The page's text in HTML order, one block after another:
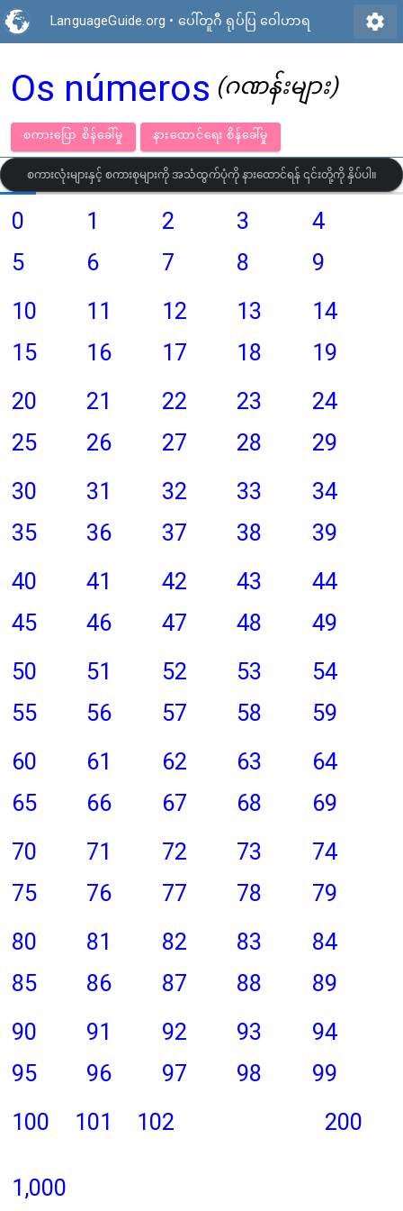
LanguageGuide.org • ပေါ်တူဂီ ရုပ်ပြ ဝေါဟာရ settings
Os números (ဂဏန်းများ)
စကားပြော စိန်ခေါ်မှု နားထောင်ရေး စိန်ခေါ်မှု
စကားလုံးများနှင့် စကားစုများကို အသံထွက်ပုံကို နားထောင်ရန် ၎င်းတို့ကို နှိပ်ပါ။
0 1 2 3
4
5
6 7 8
9
10
11 12 13
14
15
16 17 18
19
20
21 22 23
24
25
26 27 28
29
30
31 32 33
34
35
36 37 38
39
40
41 42 43
44
45
46 47 48
49
50
51 52 53
54
55
56 57 58
59
60
61 62 63
64
65
66 67 68
69
70
71 72 73
74
75
76 77 78
79
80
81 82 83
84
85
86 87 88
89
90
91 92 93
94
95
96 97 98
99
100
101 102 200
1,000